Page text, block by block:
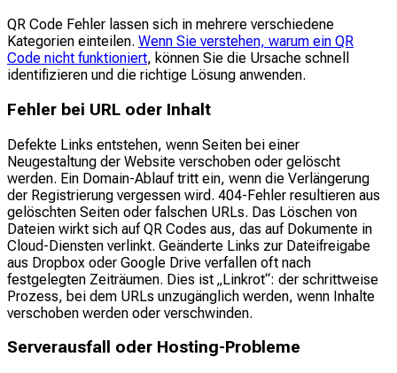
QR Code Fehler lassen sich in mehrere verschiedene
Kategorien einteilen. Wenn Sie verstehen, warum ein QR
Code nicht funktioniert, können Sie die Ursache schnell
identifizieren und die richtige Lösung anwenden.
Fehler bei URL oder Inhalt
Defekte Links entstehen, wenn Seiten bei einer
Neugestaltung der Website verschoben oder gelöscht
werden. Ein Domain-Ablauf tritt ein, wenn die Verlängerung
der Registrierung vergessen wird. 404-Fehler resultieren aus
gelöschten Seiten oder falschen URLs. Das Löschen von
Dateien wirkt sich auf QR Codes aus, das auf Dokumente in
Cloud-Diensten verlinkt. Geänderte Links zur Dateifreigabe
aus Dropbox oder Google Drive verfallen oft nach
festgelegten Zeiträumen. Dies ist „Linkrot“: der schrittweise
Prozess, bei dem URLs unzugänglich werden, wenn Inhalte
verschoben werden oder verschwinden.
Serverausfall oder Hosting-Probleme